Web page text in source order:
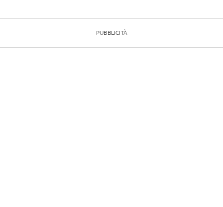
PUBBLICITÀ